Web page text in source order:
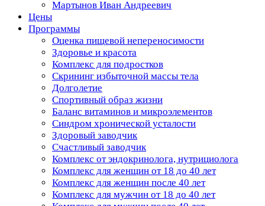
Мартынов Иван Андреевич
Цены
Программы
Оценка пищевой непереносимости
Здоровье и красота
Комплекс для подростков
Скрининг избыточной массы тела
Долголетие
Спортивный образ жизни
Баланс витаминов и микроэлементов
Синдром хронической усталости
Здоровый заводчик
Счастливый заводчик
Комплекс от эндокринолога, нутрициолога
Комплекс для женщин от 18 до 40 лет
Комплекс для женщин после 40 лет
Комплекс для мужчин от 18 до 40 лет